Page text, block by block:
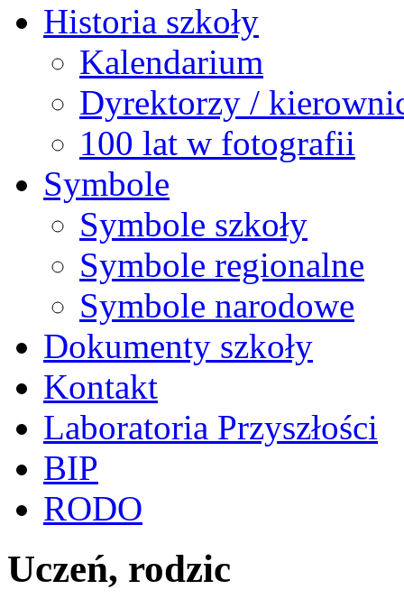
Historia szkoły
Kalendarium
Dyrektorzy /
100 lat w fotografii
Symbole
Symbole szkoły
Symbole regionalne
Symbole narodowe
Dokumenty szkoły
Kontakt
Laboratoria Przyszłości
BIP
RODO
Uczeń, rodzic